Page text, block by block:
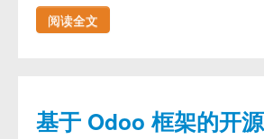
阅读全文
基于 Odoo 框架的开